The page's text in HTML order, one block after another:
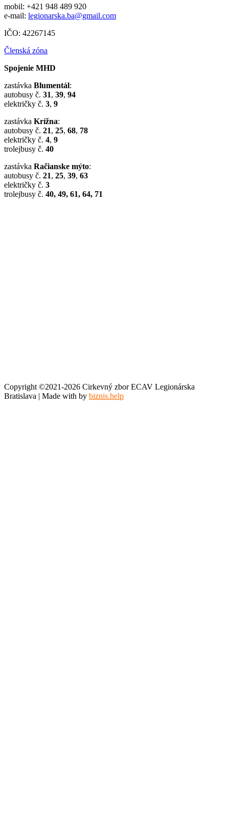
mobil: +421 948 489 920
e-mail: legionarska.ba@gmail.com
IČO: 42267145
Členská zóna
Spojenie MHD
zastávka Blumentál:
autobusy č. 31, 39, 94
električky č. 3, 9
zastávka Krížna:
autobusy č. 21, 25, 68, 78
električky č. 4, 9
trolejbusy č. 40
zastávka Račianske mýto:
autobusy č. 21, 25, 39, 63
električky č. 3
trolejbusy č. 40, 49, 61, 64, 71
Copyright ©2021-2026 Cirkevný zbor ECAV Legionárska
Bratislava | Made with by biznis.help